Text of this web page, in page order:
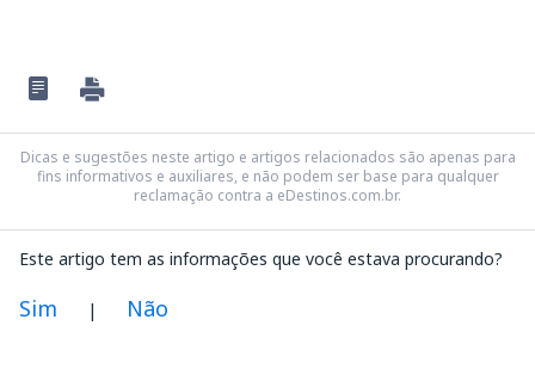
Dicas e sugestões neste artigo e artigos relacionados são apenas para
fins informativos e auxiliares, e não podem ser base para qualquer
reclamação contra a eDestinos.com.br.
Este artigo tem as informações que você estava procurando?
Sim | Não